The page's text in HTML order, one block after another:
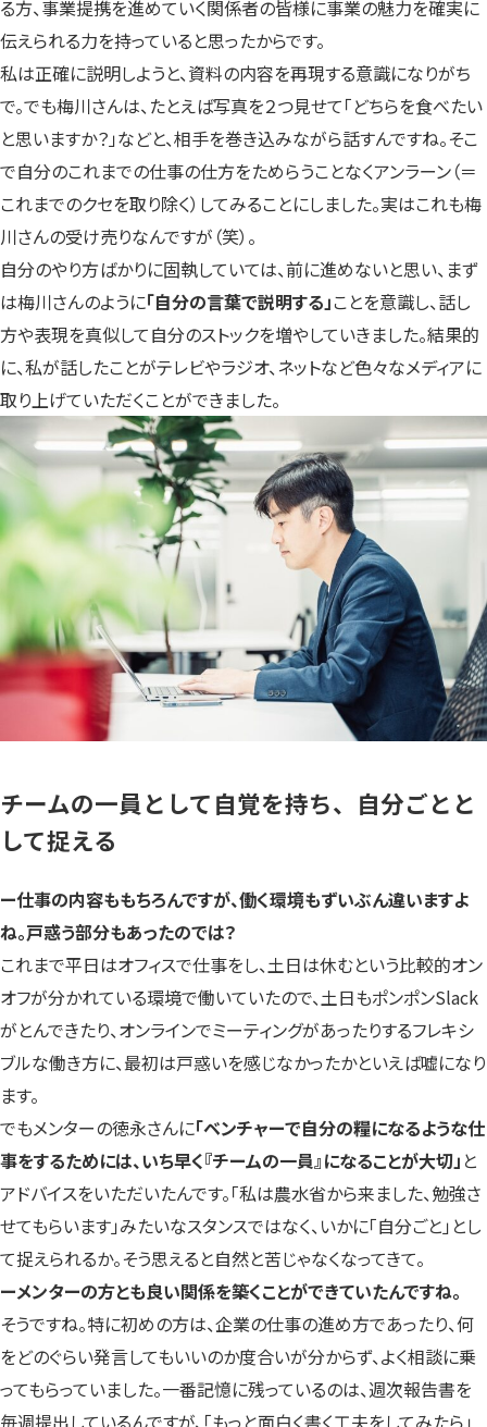
る方、事業提携を進めていく関係者の皆様に事業の魅力を確実に
伝えられる力を持っていると思ったからです。
私は正確に説明しようと、資料の内容を再現する意識になりがち
で。でも梅川さんは、たとえば写真を２つ見せて「どちらを食べたい
と思いますか？」などと、相手を巻き込みながら話すんですね。そこ
で自分のこれまでの仕事の仕方をためらうことなくアンラーン（＝
これまでのクセを取り除く）してみることにしました。実はこれも梅
川さんの受け売りなんですが（笑）。
自分のやり方ばかりに固執していては、前に進めないと思い、まず
は梅川さんのように「自分の言葉で説明する」ことを意識し、話し
方や表現を真似して自分のストックを増やしていきました。結果的
に、私が話したことがテレビやラジオ、ネットなど色々なメディアに
取り上げていただくことができました。
チームの一員として自覚を持ち、自分ごとと
して捉える
ー仕事の内容ももちろんですが、働く環境もずいぶん違いますよ
ね。戸惑う部分もあったのでは？
これまで平日はオフィスで仕事をし、土日は休むという比較的オン
オフが分かれている環境で働いていたので、土日もポンポンSlack
がとんできたり、オンラインでミーティングがあったりするフレキシ
ブルな働き方に、最初は戸惑いを感じなかったかといえば嘘になり
ます。
でもメンターの徳永さんに「ベンチャーで自分の糧になるような仕
事をするためには、いち早く『チームの一員』になることが大切」 と
アドバイスをいただいたんです。「私は農水省から来ました、勉強さ
せてもらいます」みたいなスタンスではなく、いかに「自分ごと」とし
て捉えられるか。そう思えると自然と苦じゃなくなってきて。
ーメンターの方とも良い関係を築くことができていたんですね。
そうですね。特に初めの方は、企業の仕事の進め方であったり、何
をどのぐらい発言してもいいのか度合いが分からず、よく相談に乗
ってもらっていました。一番記憶に残っているのは、週次報告書を
毎週提出しているんですが、「もっと面白く書く工夫をしてみたら」